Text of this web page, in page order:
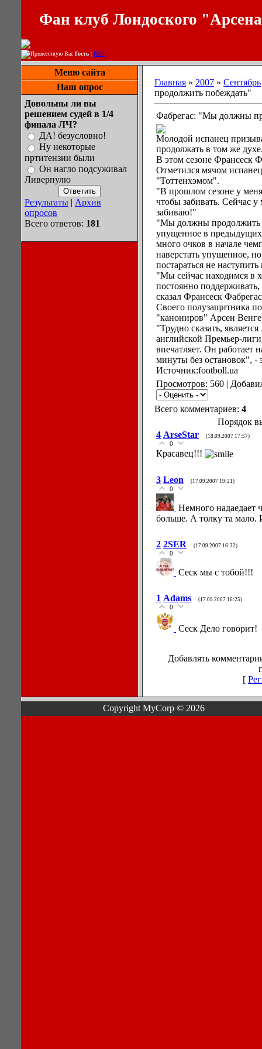
Фан клуб Лондоского
Приветствую Вас Гость | RSS
Меню сайта
Наш опрос
Довольны ли вы
решением судей в 1/4
финала ЛЧ?
ДА! безусловно!
Ну некоторые
пртитензии были
Он нагло подсуживал
Ливерпулю
Результаты | Архив
опросов
Всего ответов: 181
Главная » 2007 » Сентябрь
продолжить побеждать"
Фабрегас: "Мы должны
Молодой испанец
продолжать в том же
В этом сезоне Франсеск
Отметился мячом
"Тоттенхэмом".
"В прошлом сезоне у
чтобы забивать. Сейчас
забиваю!"
"Мы должны продолжить
упущенное в предыдущих
много очков в начале
наверстать упущенное,
постараться не
"Мы сейчас находимся в
постоянно поддерживать,
сказал Франсеск
Своего полузащитника
"канониров" Арсен
"Трудно сказать,
английской Премьер-
впечатляет. Он работает
минуты без остановок", -
Источник:footboll.ua
Просмотров: 560 |
Всего комментариев: 4
Порядок
4 ArseStar (18.09.2007 17:57)
0
Красавец!!!
3 Leon (17.09.2007 19:21)
0
Немного надаедает
больше. А толку та
2 2SER (17.09.2007 16:32)
0
Сеск мы с тобой!!!
1 Adams (17.09.2007 16:25)
0
Cеск Дело говорит!
Добавлять
[
Copyright MyCorp © 2026